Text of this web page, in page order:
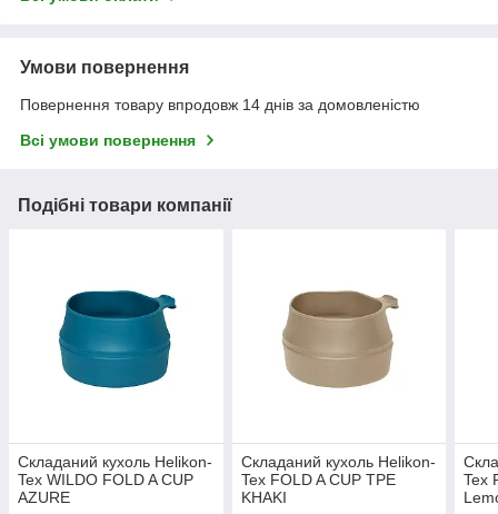
Умови повернення
Повернення товару впродовж 14 днів за домовленістю
Всі умови повернення
Подібні товари компанії
Складаний кухоль Helikon-
Tex WILDO FOLD A CUP
AZURE
Складаний кухоль Helikon-
Tex FOLD A CUP TPE
KHAKI
Tex